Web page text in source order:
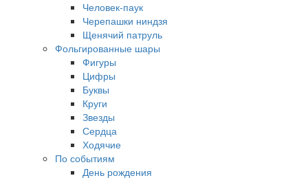
Человек-паук
Черепашки ниндзя
Щенячий патруль
Фольгированные шары
Фигуры
Цифры
Буквы
Круги
Звезды
Сердца
Ходячие
По событиям
День рождения